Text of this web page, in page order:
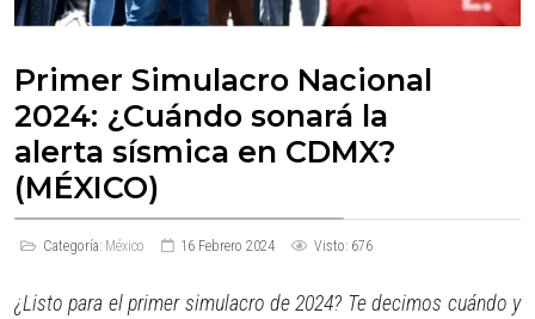
Primer Simulacro Nacional
2024: ¿Cuándo sonará la
alerta sísmica en CDMX?
(MÉXICO)
Categoría: México 16 Febrero 2024 Visto: 676
¿Listo para el primer simulacro de 2024? Te decimos cuándo y